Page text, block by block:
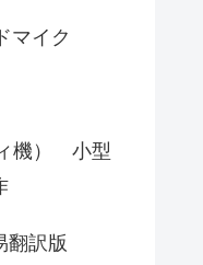
マイク
機） 小型
翻訳版